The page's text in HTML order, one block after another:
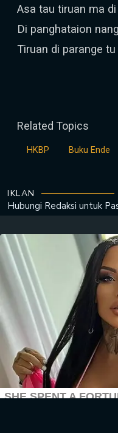
Asa tau tiruan ma
Di panghataion
Tiruan di parange
Related Topics
HKBP Buku Ende
IKLAN
Hubungi Redaksi untuk